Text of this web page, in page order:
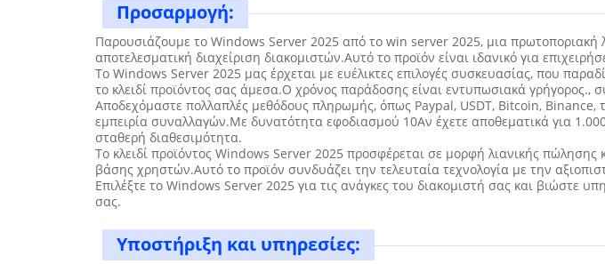
Προσαρμογή:
Παρουσιάζουμε το Windows Server 2025 από το win server 2025, μια πρωτοποριακή
αποτελεσματική διαχείριση διακομιστών.Αυτό το προϊόν είναι ιδανικό για
Το Windows Server 2025 μας έρχεται με ευέλικτες επιλογές συσκευασίας, που
το κλειδί προϊόντος σας άμεσα.Ο χρόνος παράδοσης είναι εντυπωσιακά
Αποδεχόμαστε πολλαπλές μεθόδους πληρωμής, όπως Paypal, USDT, Bitcoin,
εμπειρία συναλλαγών.Με δυνατότητα εφοδιασμού 10Αν έχετε αποθεματικά για
σταθερή διαθεσιμότητα.
Το κλειδί προϊόντος Windows Server 2025 προσφέρεται σε μορφή λιανικής
βάσης χρηστών.Αυτό το προϊόν συνδυάζει την τελευταία τεχνολογία με την
Επιλέξτε το Windows Server 2025 για τις ανάγκες του διακομιστή σας και βιώστε
σας.
Υποστήριξη και υπηρεσίες: